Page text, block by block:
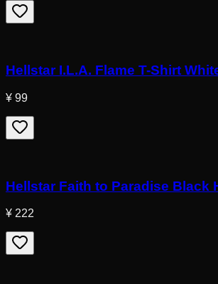
Hellstar I.L.A. Flame T-Shirt
¥ 99
Hellstar Faith to Paradise Black
¥ 222